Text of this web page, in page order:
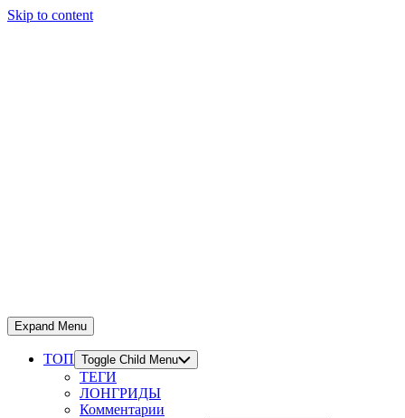
Skip to content
Expand Menu
ТОП Toggle Child Menu
ТЕГИ
ЛОНГРИДЫ
Комментарии